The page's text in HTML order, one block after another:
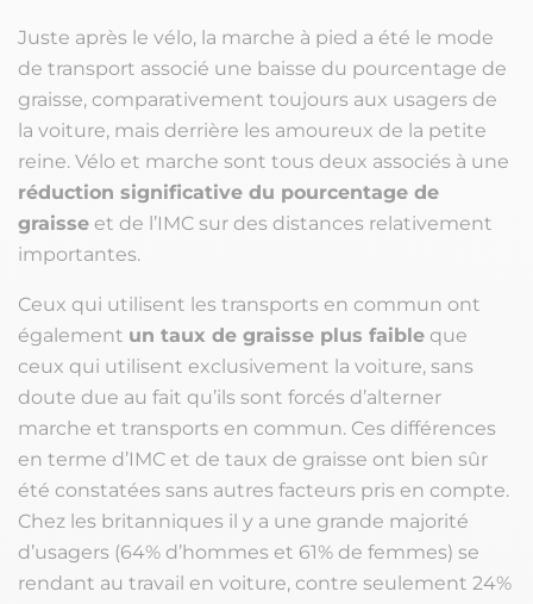
Juste après le vélo, la marche à pied a été le mode
de transport associé une baisse du pourcentage de
graisse, comparativement toujours aux usagers de
la voiture, mais derrière les amoureux de la petite
reine. Vélo et marche sont tous deux associés à une
réduction significative du pourcentage de
graisse et de l’IMC sur des distances relativement
importantes.
Ceux qui utilisent les transports en commun ont
également un taux de graisse plus faible que
ceux qui utilisent exclusivement la voiture, sans
doute due au fait qu’ils sont forcés d’alterner
marche et transports en commun. Ces différences
en terme d’IMC et de taux de graisse ont bien sûr
été constatées sans autres facteurs pris en compte.
Chez les britanniques il y a une grande majorité
d’usagers (64% d’hommes et 61% de femmes) se
rendant au travail en voiture, contre seulement 24%